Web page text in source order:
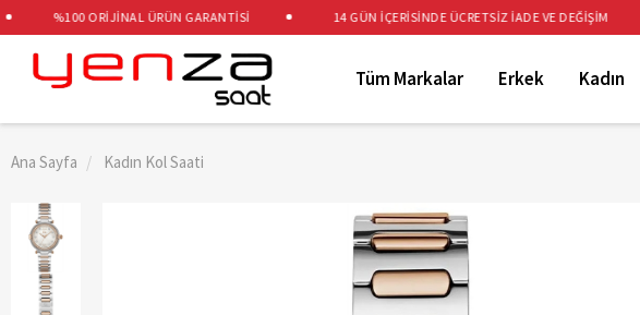
%100 ORİJİNAL ÜRÜN GARANTİSİ 14 GÜN İÇERİSİNDE ÜCRETSİZ İADE VE DEĞİŞİM
Tüm Markalar Erkek Kadın
Ana Sayfa Kadın Kol Saati